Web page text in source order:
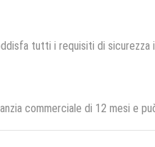
tutti i requisiti di
commerciale di 12 mesi e